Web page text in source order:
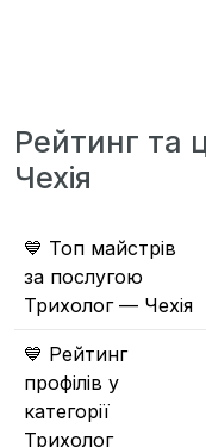
Рейтинг та
Чехія
💙 Топ майстрів
за послугою
Трихолог — Чехія
💙 Рейтинг
профілів у
категорії
Трихолог